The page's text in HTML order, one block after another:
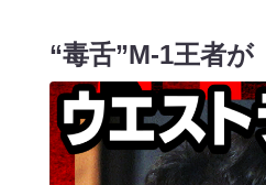
“毒舌”M-1王者が